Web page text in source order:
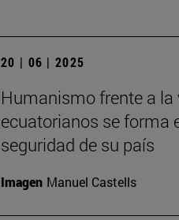
20 | 06 | 2025
Humanismo frente a la
ecuatorianos se forma
seguridad de su país
Imagen Manuel Castells